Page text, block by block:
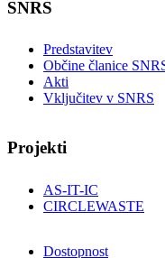
SNRS
Predstavitev
Občine članice
Akti
Vključitev v SNRS
Projekti
AS-IT-IC
CIRCLEWASTE
Dostopnost